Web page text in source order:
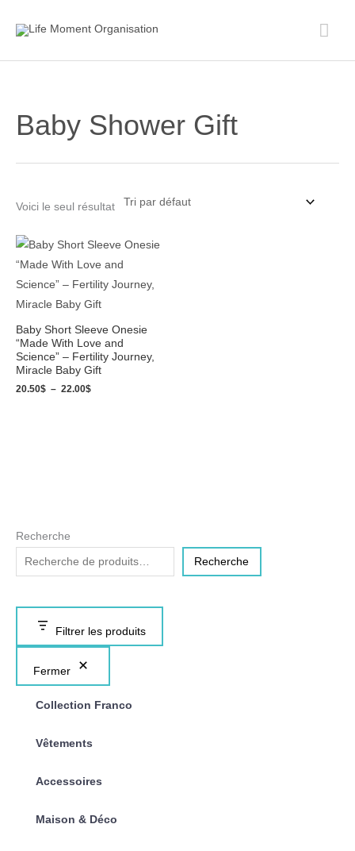
Recherche
Recherche
Filtrer les produits
Fermer
Collection Franco
Vêtements
Accessoires
Maison & Déco
Baby Shower Gift
Voici le seul résultat
Baby Short Sleeve Onesie
“Made With Love and
Science” – Fertility Journey,
Miracle Baby Gift
20.50$ – 22.00$
Plage
prix :
20.50$
à
22.00$